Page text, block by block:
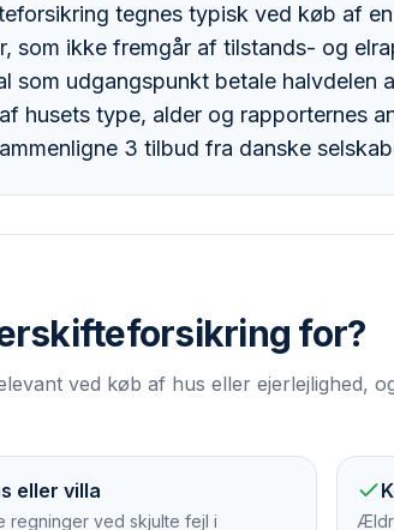
tegnes typisk ved køb af
som ikke fremgår af tilstands- og
som udgangspunkt betale halvdelen
husets type, alder og rapporternes
3 tilbud fra danske
for?
ved køb af hus eller ejerlejlighed,
eller villa
regninger ved skjulte fejl i